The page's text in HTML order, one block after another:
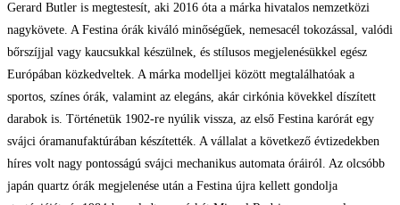
Gerard Butler is megtestesít, aki 2016 óta a márka hivatalos nemzetközi
nagykövete. A Festina órák kiváló minőségűek, nemesacél tokozással, valódi
bőrszíjjal vagy kaucsukkal készülnek, és stílusos megjelenésükkel egész
Európában közkedveltek. A márka modelljei között megtalálhatóak a
sportos, színes órák, valamint az elegáns, akár cirkónia kövekkel díszített
darabok is. Történetük 1902-re nyúlik vissza, az első Festina karórát egy
svájci óramanufaktúrában készítették. A vállalat a következő évtizedekben
híres volt nagy pontosságú svájci mechanikus automata óráiról. Az olcsóbb
japán quartz órák megjelenése után a Festina újra kellett gondolja